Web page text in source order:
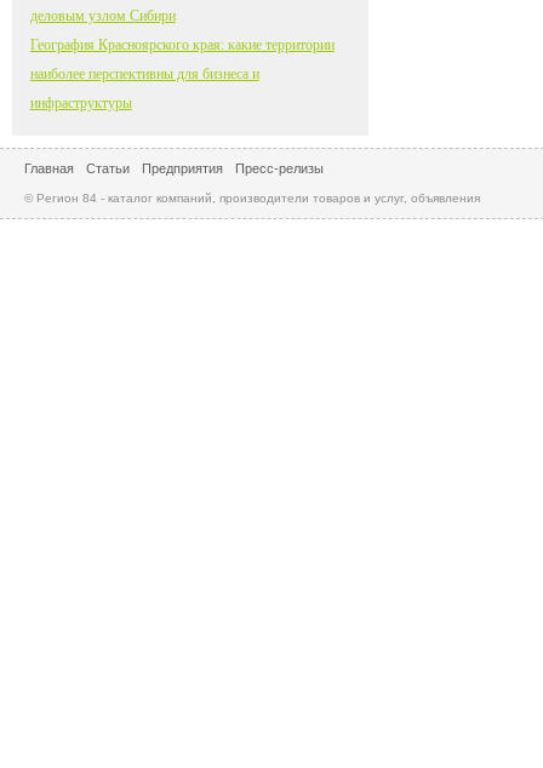
деловым узлом Сибири
География Красноярского края: какие территории
наиболее перспективны для бизнеса и
инфраструктуры
Главная Статьи Предприятия Пресс-релизы
© Регион 84 - каталог компаний, производители товаров и услуг, объявления